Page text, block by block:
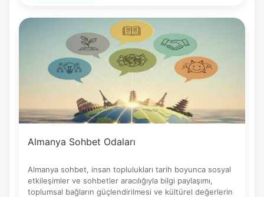
Almanya Sohbet Odaları
Almanya sohbet, insan toplulukları tarih boyunca sosyal
etkileşimler ve sohbetler aracılığıyla bilgi paylaşımı,
toplumsal bağların güçlendirilmesi ve kültürel değerlerin